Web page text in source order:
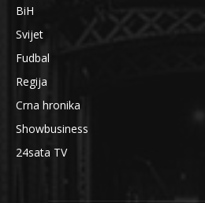
BiH
Svijet
Fudbal
Regija
Crna hronika
Showbusiness
24sata TV